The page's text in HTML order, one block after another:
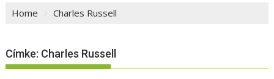
Home Charles Russell
Címke: Charles Russell